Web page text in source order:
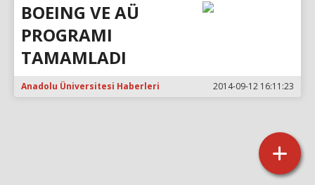
BOEING VE AÜ
PROGRAMI
TAMAMLADI
Anadolu Üniversitesi Haberleri 2014-09-12 16:11:23